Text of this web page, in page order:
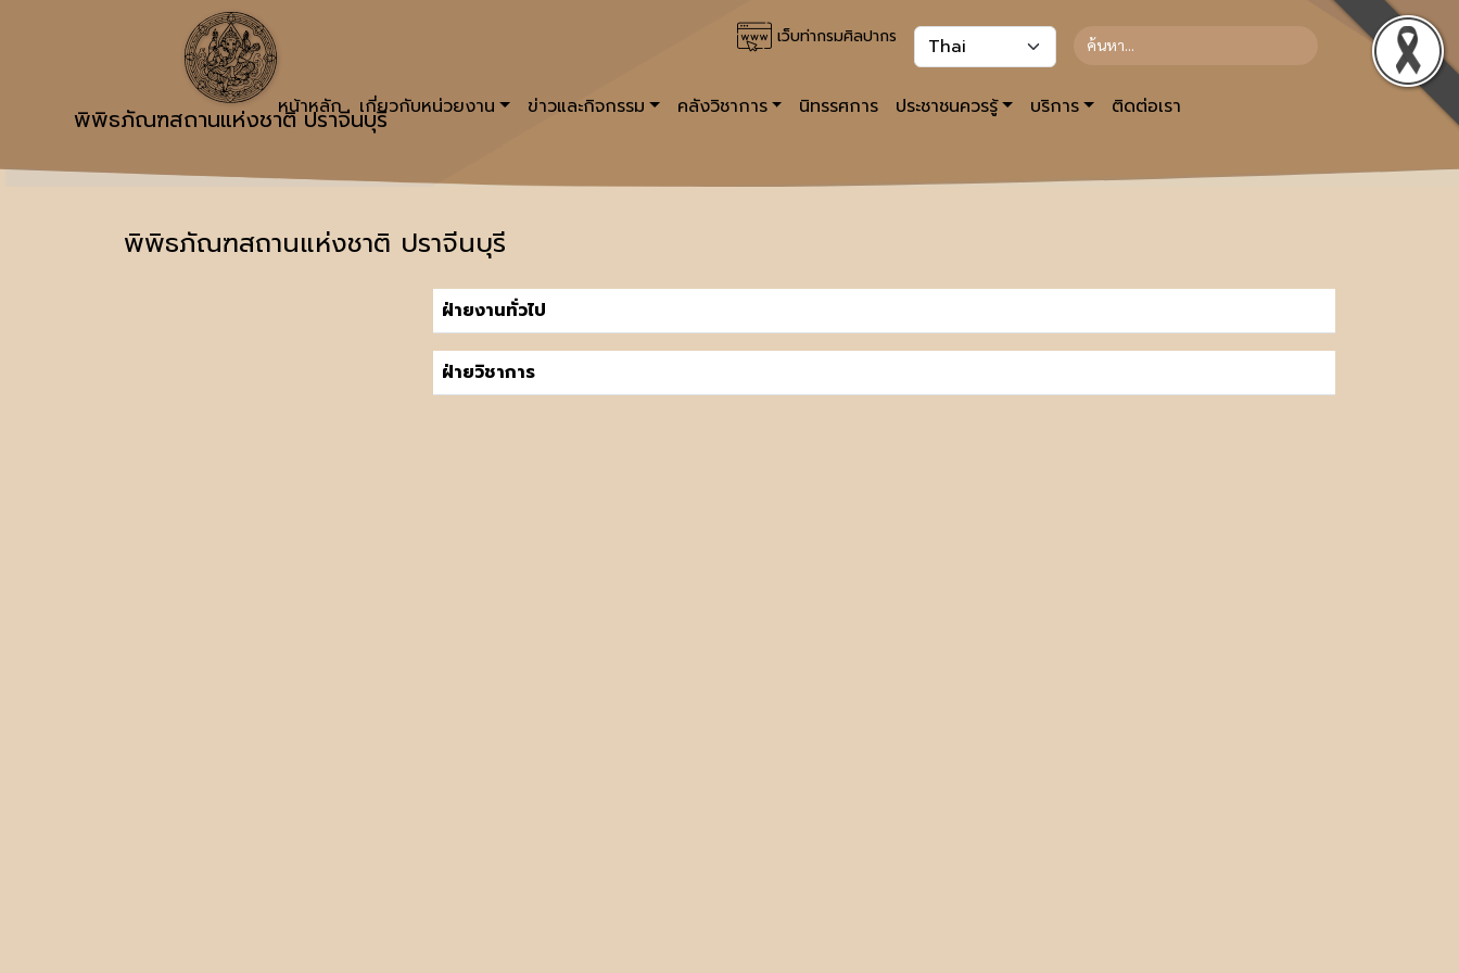
เว็บท่ากรมศิลปากร
พิพิธภัณฑสถานแห่งชาติ ปราจีนบุรี
หน้าหลัก เกี่ยวกับหน่วยงาน ข่าวและกิจกรรม คลังวิชาการ นิทรรศการ ประชาชนควรรู้ บริการ ติดต่อเรา
พิพิธภัณฑสถานแห่งชาติ ปราจีนบุรี
ฝ่ายงานทั่วไป
ฝ่ายวิชาการ